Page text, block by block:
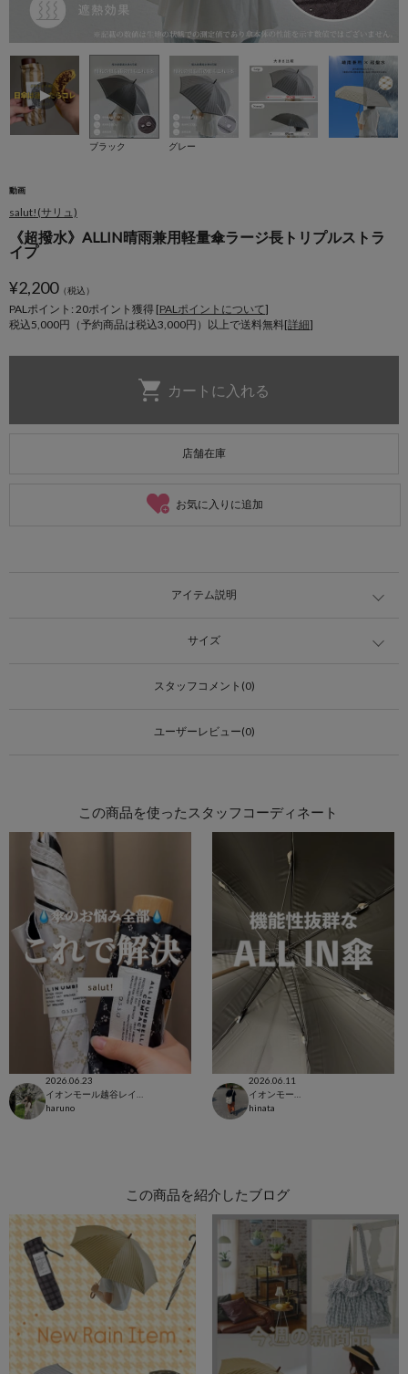
ブラック グレー
動画
salut!(サリュ)
《超撥水》ALLIN晴雨兼用軽量傘ラージ長トリプルストラ
イプ
¥2,200（税込）
PALポイント: 20ポイント獲得 [PALポイントについて]
税込5,000円（予約商品は税込3,000円）以上で送料無料[詳細]
店舗在庫
お気に入りに追加
アイテム説明
サイズ
スタッフコメント(0)
ユーザーレビュー(0)
この商品を使ったスタッフコーディネート
2026.06.23
haruno
2026.06.11
hinata
この商品を紹介したブログ